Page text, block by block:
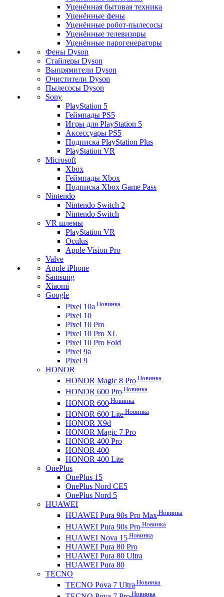
Уценённая бытовая техника
Уценённые фены
Уценённые робот-пылесосы
Уценённые телевизоры
Уценённые парогенераторы
Фены Dyson
Стайлеры Dyson
Выпрямители Dyson
Очистители Dyson
Пылесосы Dyson
Sony
PlayStation 5
Геймпады PS5
Игры для PlayStation 5
Аксессуары PS5
Подписка PlayStation Plus
PlayStation VR
Microsoft
Xbox
Геймпады Xbox
Подписка Xbox Game Pass
Nintendo
Nintendo Switch 2
Nintendo Switch
VR шлемы
PlayStation VR
Oculus
Apple Vision Pro
Valve
Apple iPhone
Samsung
Xiaomi
Google
Pixel 10a Новинка
Pixel 10
Pixel 10 Pro
Pixel 10 Pro XL
Pixel 10 Pro Fold
Pixel 9a
Pixel 9
HONOR
HONOR Magic 8 Pro Новинка
HONOR 600 Pro Новинка
HONOR 600 Новинка
HONOR 600 Lite Новинка
HONOR X9d
HONOR Magic 7 Pro
HONOR 400 Pro
HONOR 400
HONOR 400 Lite
OnePlus
OnePlus 15
OnePlus Nord CE5
OnePlus Nord 5
HUAWEI
HUAWEI Pura 90s Pro Max Новинка
HUAWEI Pura 90s Pro Новинка
HUAWEI Nova 15 Новинка
HUAWEI Pura 80 Pro
HUAWEI Pura 80 Ultra
HUAWEI Pura 80
TECNO
TECNO Pova 7 Ultra Новинка
Новинка